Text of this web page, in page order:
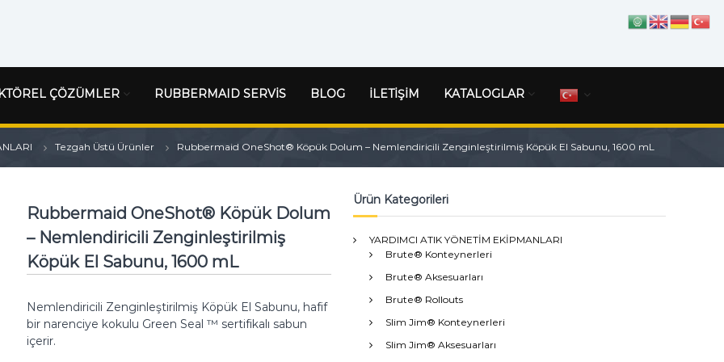
ÇÖZÜMLER RUBBERMAID SERVİS BLOG İLETİŞİM KATALOGLAR
Tezgah Üstü Ürünler Rubbermaid OneShot® Köpük Dolum – Nemlendiricili Zenginleştirilmiş Köpük El Sabunu, 1600 mL
Rubbermaid OneShot® Köpük Dolum
– Nemlendiricili Zenginleştirilmiş
Köpük El Sabunu, 1600 mL
Nemlendiricili Zenginleştirilmiş Köpük El Sabunu, hafif
bir narenciye kokulu Green Seal ™ sertifikalı sabun
içerir.
Ürün Kategorileri
YARDIMCI ATIK YÖNETİM EKİPMANLARI
Brute® Konteynerleri
Brute® Aksesuarları
Brute® Rollouts
Slim Jim® Konteynerleri
Slim Jim® Aksesuarları